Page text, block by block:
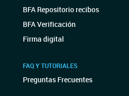
BFA Repositorio recibos
BFA Verificación
Firma digital
FAQ Y TUTORIALES
Preguntas Frecuentes